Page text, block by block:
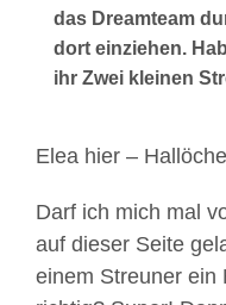
das Dreamteam
dort einziehen.
ihr Zwei kleinen
Elea hier –
Darf ich mich mal
auf dieser Seite
einem Streuner ein